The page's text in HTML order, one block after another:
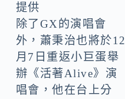
提供
除了GX的演唱會
外，蕭秉治也將於12
月7日重返小巨蛋舉
辦《活著Alive》演
唱會，他在台上分